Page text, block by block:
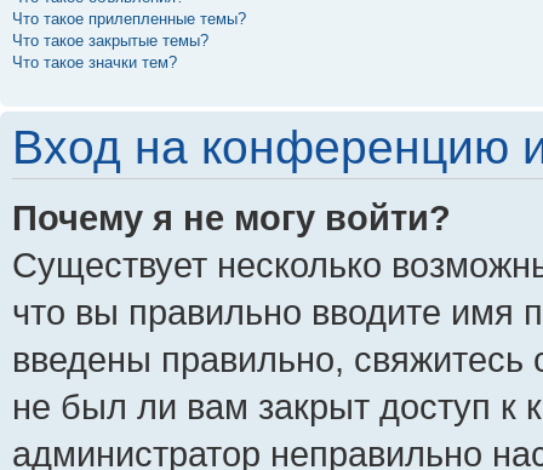
Что такое прилепленные темы?
Что такое закрытые темы?
Что такое значки тем?
Вход на конференцию
Почему я не могу войти?
Существует несколько
что вы правильно вводите имя
введены правильно,
не был ли вам закрыт доступ к
администратор неправильно